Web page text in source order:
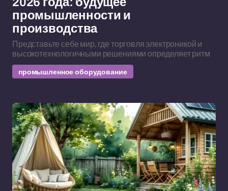
промышленности и
производства
Представьте себе мир, где торговля электроникой и
высокотехнологичными решениями определяет ритм
промышленное оборудование